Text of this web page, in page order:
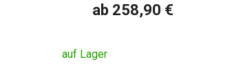
ab 258,90 €
auf Lager